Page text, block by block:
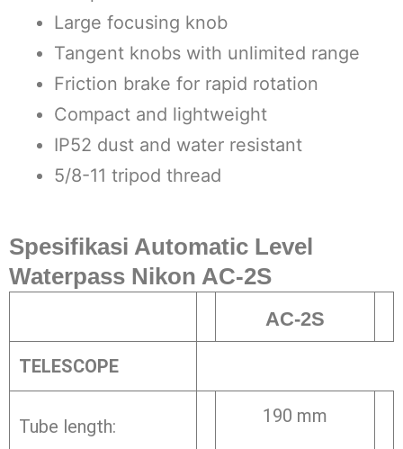
Large focusing knob
Tangent knobs with unlimited range
Friction brake for rapid rotation
Compact and lightweight
IP52 dust and water resistant
5/8-11 tripod thread
Spesifikasi Automatic Level
Waterpass Nikon AC-2S
AC-2S
TELESCOPE
Tube length: 190 mm